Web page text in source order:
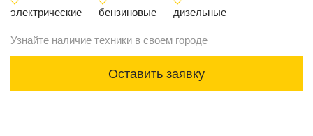
электрические бензиновые дизельные
Узнайте наличие техники в своем городе
Оставить заявку